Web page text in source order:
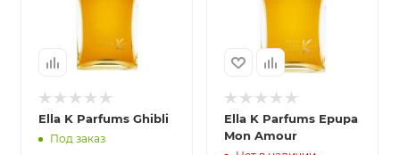
Ella K Parfums Ghibli
Под заказ
Ella K Parfums Epupa
Mon Amour